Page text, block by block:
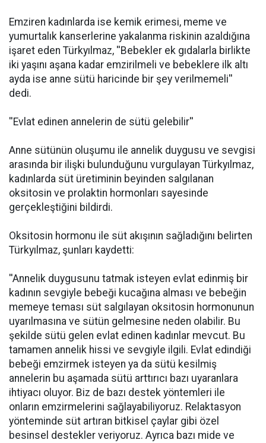
Emziren kadınlarda ise kemik erimesi, meme ve
yumurtalık kanserlerine yakalanma riskinin azaldığına
işaret eden Türkyılmaz, ''Bebekler ek gıdalarla birlikte
iki yaşını aşana kadar emzirilmeli ve bebeklere ilk altı
ayda ise anne sütü haricinde bir şey verilmemeli''
dedi.
''Evlat edinen annelerin de sütü gelebilir''
Anne sütünün oluşumu ile annelik duygusu ve sevgisi
arasında bir ilişki bulunduğunu vurgulayan Türkyılmaz,
kadınlarda süt üretiminin beyinden salgılanan
oksitosin ve prolaktin hormonları sayesinde
gerçekleştiğini bildirdi.
Oksitosin hormonu ile süt akışının sağladığını belirten
Türkyılmaz, şunları kaydetti:
''Annelik duygusunu tatmak isteyen evlat edinmiş bir
kadının sevgiyle bebeği kucağına alması ve bebeğin
memeye teması süt salgılayan oksitosin hormonunun
uyarılmasına ve sütün gelmesine neden olabilir. Bu
şekilde sütü gelen evlat edinen kadınlar mevcut. Bu
tamamen annelik hissi ve sevgiyle ilgili. Evlat edindiği
bebeği emzirmek isteyen ya da sütü kesilmiş
annelerin bu aşamada sütü arttırıcı bazı uyaranlara
ihtiyacı oluyor. Biz de bazı destek yöntemleri ile
onların emzirmelerini sağlayabiliyoruz. Relaktasyon
yönteminde süt artıran bitkisel çaylar gibi özel
besinsel destekler veriyoruz. Ayrıca bazı mide ve